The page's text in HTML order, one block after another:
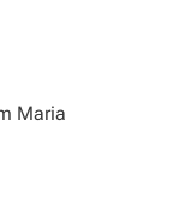
Maria